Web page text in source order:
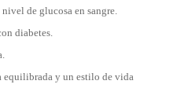
de glucosa en sangre.
diabetes.
equilibrada y un estilo de vida